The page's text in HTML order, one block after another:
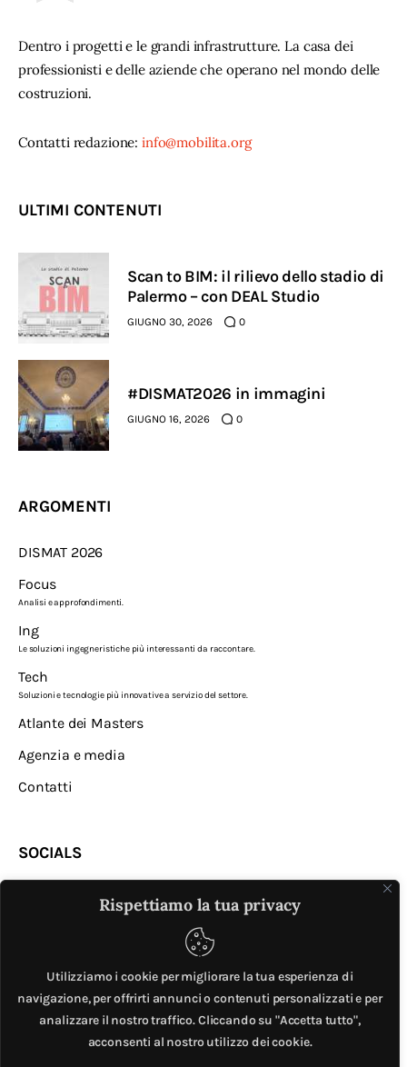
Rispettiamo la tua privacy
Utilizziamo i cookie per migliorare la tua esperienza di
navigazione, per offrirti annunci o contenuti personalizzati e per
analizzare il nostro traffico. Cliccando su "Accetta tutto",
acconsenti al nostro utilizzo dei cookie.
Dentro i progetti e le grandi infrastrutture. La casa dei
professionisti e delle aziende che operano nel mondo delle
costruzioni.
Contatti redazione: info@mobilita.org
ULTIMI CONTENUTI
Scan to BIM: il rilievo dello stadio di
Palermo – con DEAL Studio
GIUGNO 30, 2026 0
#DISMAT2026 in immagini
GIUGNO 16, 2026 0
ARGOMENTI
DISMAT 2026
Focus
Analisi e approfondimenti.
Ing
Le soluzioni ingegneristiche più interessanti da raccontare.
Tech
Soluzioni e tecnologie più innovative a servizio del settore.
Atlante dei Masters
Agenzia e media
Contatti
SOCIALS
MASTER © è un progetto diMobilita.org. All Rights